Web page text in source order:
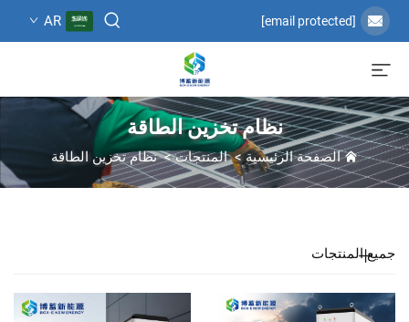
[email protected]
AR
نظام تخزين الطاقة
الصفحة الرئيسية>المنتجات>نظام تخزين الطاقة
جميع المنتجات